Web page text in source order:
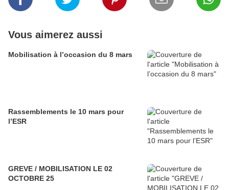
Vous aimerez aussi
Mobilisation à l’occasion du 8 mars
Rassemblements le 10 mars pour
l’ESR
GREVE / MOBILISATION LE 02
OCTOBRE 25